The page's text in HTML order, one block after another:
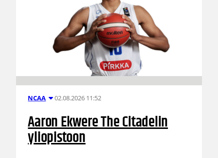
NCAA 02.08.2026 11:52
Aaron Ekwere The Citadelin
yliopistoon